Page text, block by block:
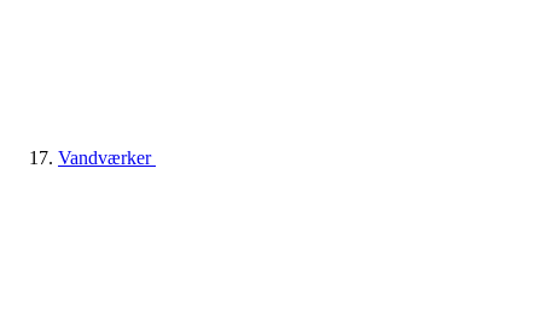
Vandværker